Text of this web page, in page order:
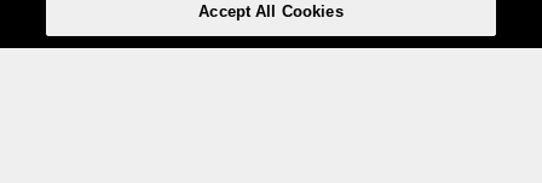
Accept All Cookies